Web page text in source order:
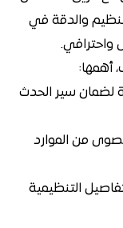
والدقة في
واحترافي.
أهمها:
لضمان سير الحدث
من الموارد
التنظيمية